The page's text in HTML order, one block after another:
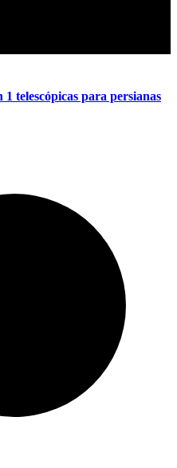
telescópicas para persianas